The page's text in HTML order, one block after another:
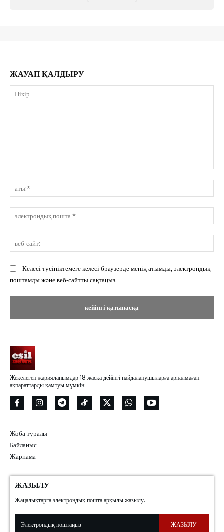
ЖАУАП ҚАЛДЫРУ
Келесі түсініктемеге келесі браузерде менің атымды, электрондық
поштамды және веб-сайтты сақтаңыз.
Жекелеген жарияланымдар 18 жасқа дейінгі пайдаланушыларға арналмаған
ақпараттарды қамтуы мүмкін.
Жоба туралы
Байланыс
Жарнама
ЖАЗЫЛУ
Жаңалықтарға электрондық пошта арқылы жазылу.
ЖАЗЫЛУ